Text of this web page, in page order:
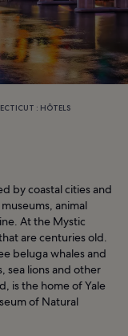
: HÔTELS
by coastal cities and
animal
At the Mystic
are centuries old.
beluga whales and
sea lions and other
is the home of Yale
of Natural